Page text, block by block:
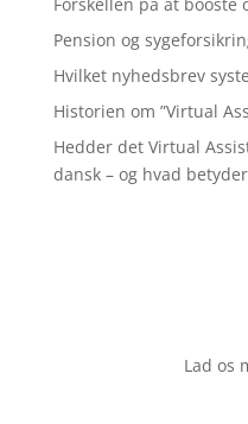
Pension og
Hvilket nyhedsbrev
Historien om ”Virtual
Hedder det Virtual
dansk – og hvad betyder
Lad os